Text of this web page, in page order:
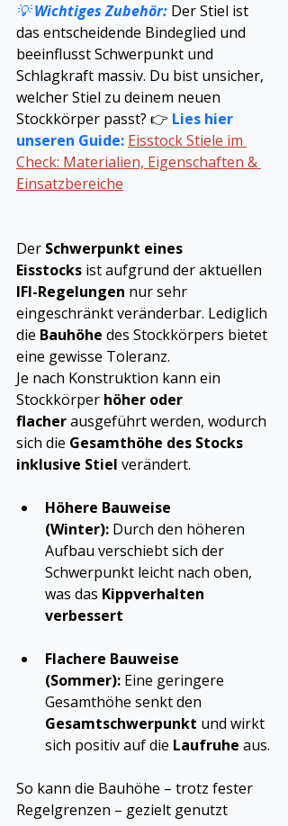
💡 Wichtiges Zubehör: Der Stiel ist
das entscheidende Bindeglied und
beeinflusst Schwerpunkt und
Schlagkraft massiv. Du bist unsicher,
welcher Stiel zu deinem neuen
Stockkörper passt? 👉 Lies hier
unseren Guide: Eisstock Stiele im
Check: Materialien, Eigenschaften &
Einsatzbereiche
Der Schwerpunkt eines
Eisstocks ist aufgrund der aktuellen
IFI-Regelungen nur sehr
eingeschränkt veränderbar. Lediglich
die Bauhöhe des Stockkörpers bietet
eine gewisse Toleranz.
Je nach Konstruktion kann ein
Stockkörper höher oder
flacher ausgeführt werden, wodurch
sich die Gesamthöhe des Stocks
inklusive Stiel verändert.
Höhere Bauweise
(Winter): Durch den höheren
Aufbau verschiebt sich der
Schwerpunkt leicht nach oben,
was das Kippverhalten
verbessert
Flachere Bauweise
(Sommer): Eine geringere
Gesamthöhe senkt den
Gesamtschwerpunkt und wirkt
sich positiv auf die Laufruhe aus.
So kann die Bauhöhe – trotz fester
Regelgrenzen – gezielt genutzt